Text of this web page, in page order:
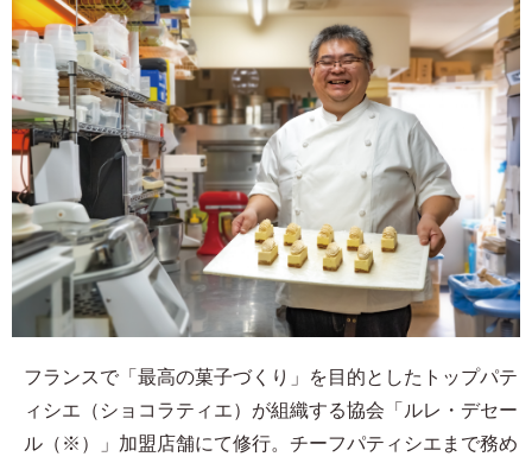
フランスで「最高の菓子づくり」を目的としたトップパテ
ィシエ（ショコラティエ）が組織する協会「ルレ・デセー
ル（※）」加盟店舗にて修行。チーフパティシエまで務め